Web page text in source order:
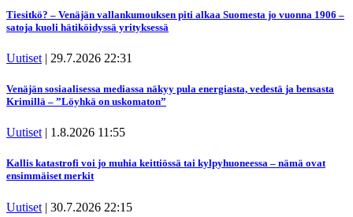
Tiesitkö? – Venäjän vallankumouksen piti alkaa Suomesta jo vuonna 1906 –
satoja kuoli hätiköidyssä yrityksessä
Uutiset | 29.7.2026 22:31
Venäjän sosiaalisessa mediassa näkyy pula energiasta, vedestä ja bensasta
Krimillä – ”Löyhkä on uskomaton”
Uutiset | 1.8.2026 11:55
Kallis katastrofi voi jo muhia keittiössä tai kylpyhuoneessa – nämä ovat
ensimmäiset merkit
Uutiset | 30.7.2026 22:15